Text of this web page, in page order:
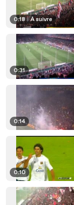
0:18 | À suivre
0:31
0:14
0:10